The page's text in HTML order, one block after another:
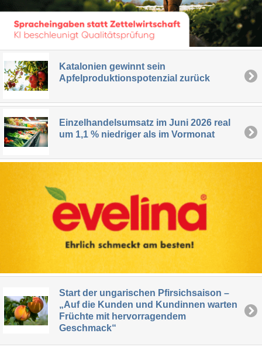
Katalonien gewinnt sein
Apfelproduktionspotenzial zurück
Einzelhandelsumsatz im Juni 2026 real
um 1,1 % niedriger als im Vormonat
Start der ungarischen Pfirsichsaison –
„Auf die Kunden und Kundinnen warten
Früchte mit hervorragendem
Geschmack“